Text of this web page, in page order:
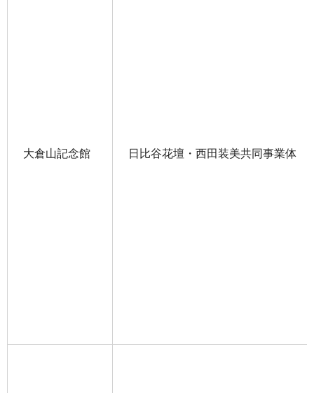
大倉山記念館 日比谷花壇・西田装美共同事業体